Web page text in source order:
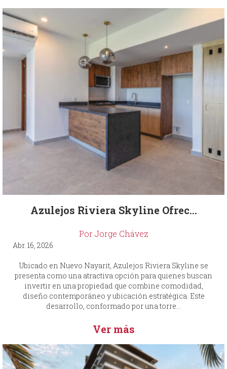
Azulejos Riviera Skyline Ofrec...
Por Jorge Chávez
Abr. 16, 2026
Ubicado en Nuevo Nayarit, Azulejos Riviera Skyline se
presenta como una atractiva opción para quienes buscan
invertir en una propiedad que combine comodidad,
diseño contemporáneo y ubicación estratégica. Este
desarrollo, conformado por una torre...
Ver más